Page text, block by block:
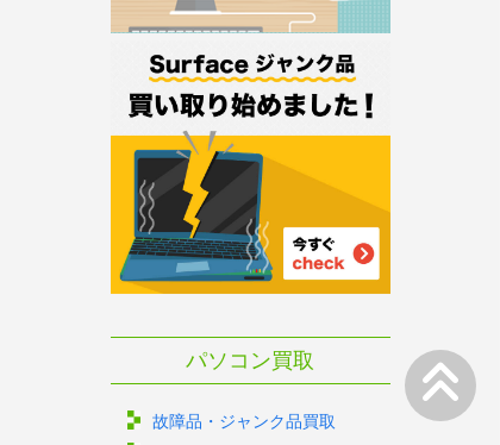
パソコン買取
故障品・ジャンク品買取